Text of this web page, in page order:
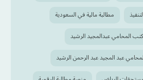
مطالبة مالية في السعودية
المحامي عبدالمجيد الرشيد
عبد المجيد عبد الرحمن الرشيد